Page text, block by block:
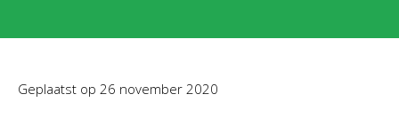
Geplaatst op 26 november 2020